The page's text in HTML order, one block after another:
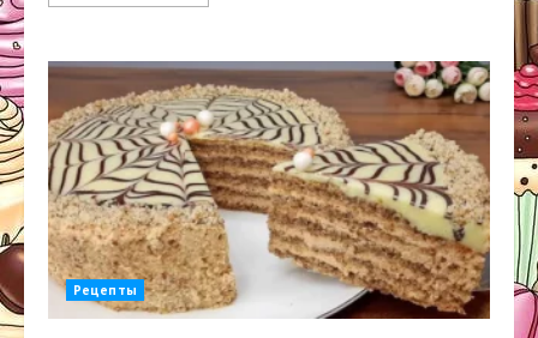
Рецепты